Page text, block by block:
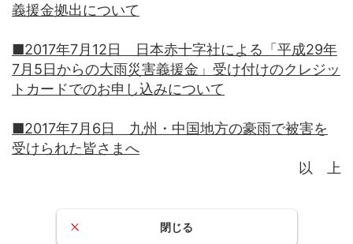
義援金拠出について
■2017年7月12日 日本赤十字社による「平成29年
7月5日からの大雨災害義援金」受け付けのクレジッ
トカードでのお申し込みについて
■2017年7月6日 九州・中国地方の豪雨で被害を
受けられた皆さまへ
以 上
閉じる